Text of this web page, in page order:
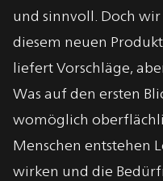
und sinnvoll. Doch
diesem neuen
liefert Vorschläge,
Was auf den ersten
womöglich
Menschen entstehen
wirken und die